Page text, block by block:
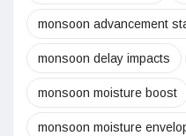
monsoon advancement
monsoon delay impacts
monsoon moisture boost
monsoon moisture